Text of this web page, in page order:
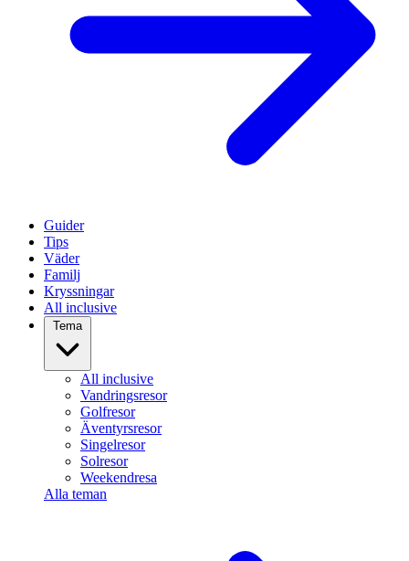
Guider
Tips
Väder
Familj
Kryssningar
All inclusive
Tema
All inclusive
Vandringsresor
Golfresor
Äventyrsresor
Singelresor
Solresor
Weekendresa
Alla teman